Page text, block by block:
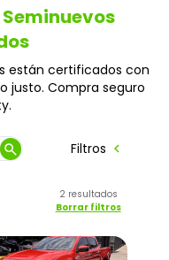
están certificados con
justo. Compra seguro
search Filtros chevron_left
2 resultados
Borrar filtros